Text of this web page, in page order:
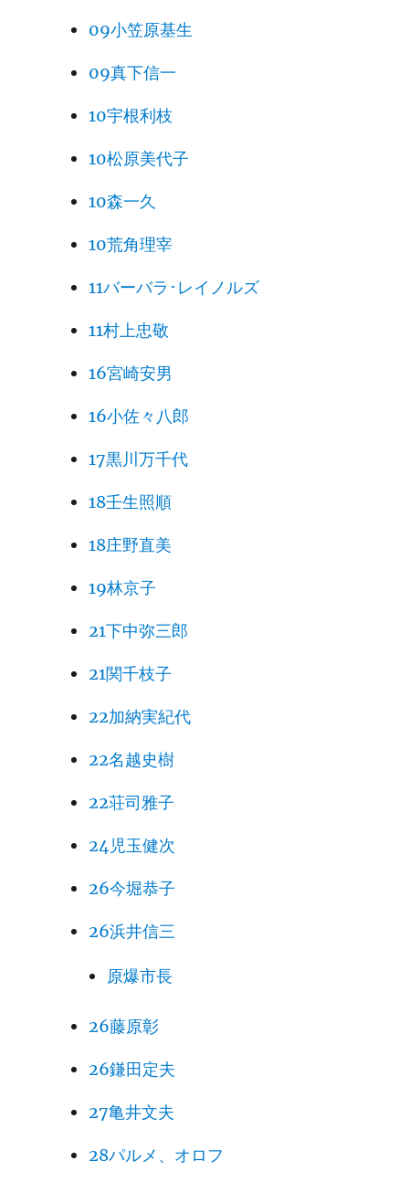
09小笠原基生
09真下信一
10宇根利枝
10松原美代子
10森一久
10荒角理宰
11バーバラ･レイノルズ
11村上忠敬
16宮崎安男
16小佐々八郎
17黒川万千代
18壬生照順
18庄野直美
19林京子
21下中弥三郎
21関千枝子
22加納実紀代
22名越史樹
22荘司雅子
24児玉健次
26今堀恭子
26浜井信三
原爆市長
26藤原彰
26鎌田定夫
27亀井文夫
28パルメ、オロフ